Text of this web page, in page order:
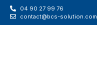
04 90 27 99 76
contact@bcs-solution.com